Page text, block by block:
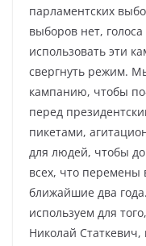
парламентских
выборов нет,
использовать эти
свергнуть режим.
кампанию, чтобы
перед
пикетами,
для людей, чтобы
всех, что
ближайшие два
используем для
Николай